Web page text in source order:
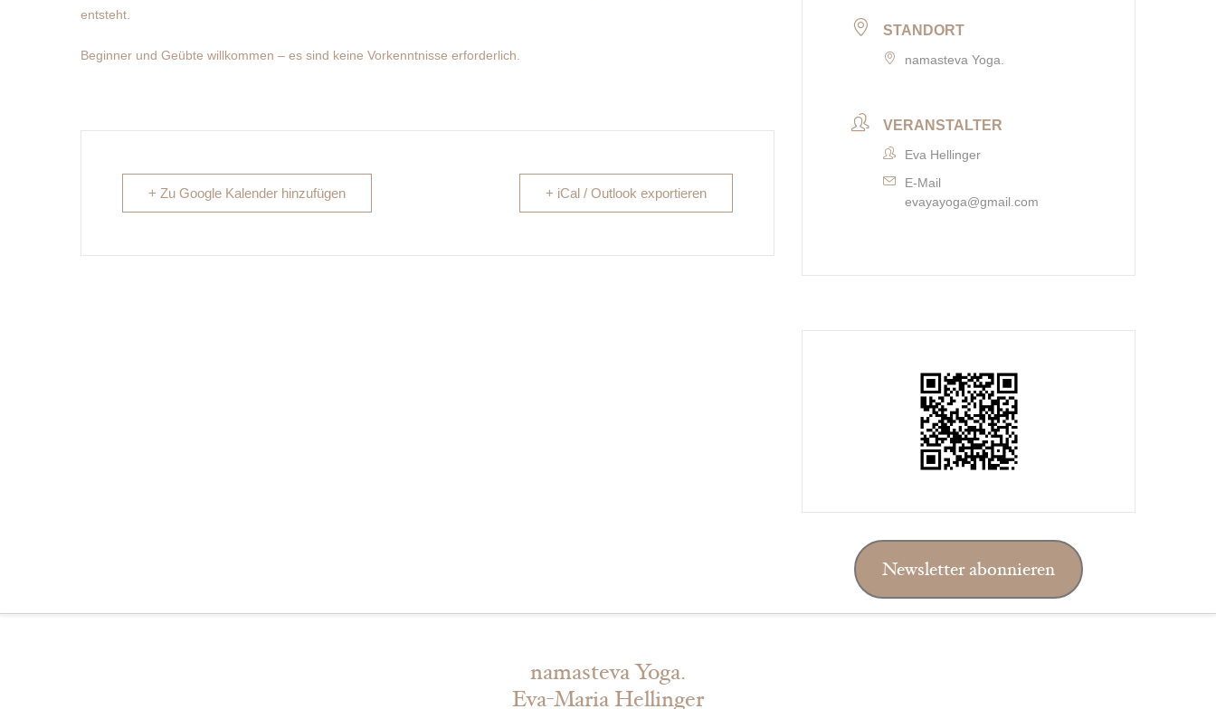
entsteht.
Beginner und Geübte willkommen – es sind keine Vorkenntnisse erforderlich.
+ Zu Google Kalender hinzufügen + iCal / Outlook exportieren
STANDORT
namasteva Yoga.
VERANSTALTER
Eva Hellinger
E-Mail
evayayoga@gmail.com
Newsletter abonnieren
namasteva Yoga.
Eva-Maria Hellinger